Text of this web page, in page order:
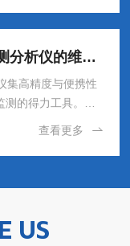
效率奥马智能此
场景检测需求，以
空天地一体监
PHX42型火焰离子化检测分析仪的维护宝典：日常保养、故障诊断与关键部件更换周期
集高精度与便携性
的得力工具。其
统化、规范化的维
机前，检查仪器
是否正常。检查
查看更多
US